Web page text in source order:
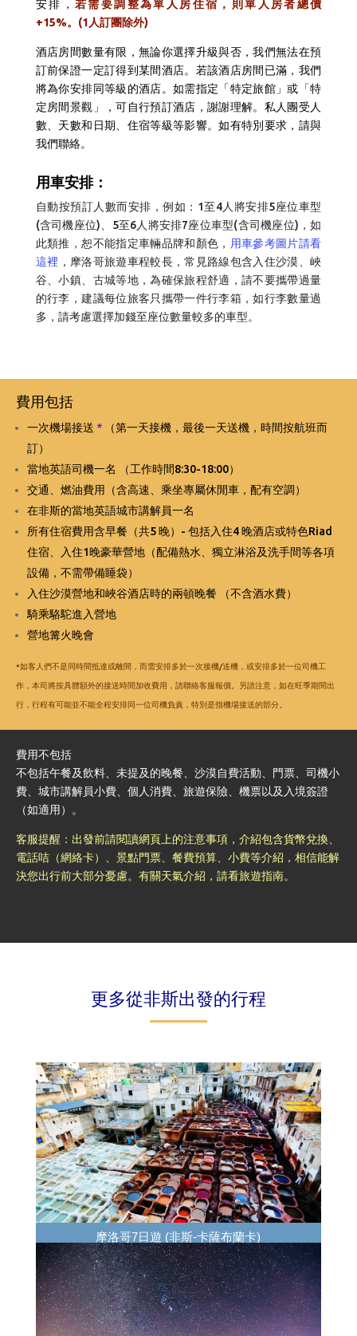
安排， 若需要調整為單人房住宿，則單人房者總價
+15%。(1人訂團除外)
酒店房間數量有限，無論你選擇升級與否，我們無法在預
訂前保證一定訂得到某間酒店。若該酒店房間已滿，我們
將為你安排同等級的酒店。如需指定「特定旅館」或「特
定房間景觀」，可自行預訂酒店，謝謝理解。 私人團受人
數、天數和日期、住宿等級等影響。如有特別要求，請與
我們聯絡。
用車安排：
自動按預訂人數而安排，例如：1至4人將安排5座位車型
(含司機座位)、5至6人將安排7座位車型(含司機座位)，如
此類推，恕不能指定車輛品牌和顏色， 用車參考圖片請看
這裡 ，摩洛哥旅遊車程較長，常見路線包含入住沙漠、峽
谷、小鎮、古城等地，為確保旅程舒適，請不要攜帶過量
的行李，建議每位旅客只攜帶一件行李箱，如行李數量過
多，請考慮選擇加錢至座位數量較多的車型。
費用包括
一次機場接送 * （第一天接機，最後一天送機，時間按航班而
訂）
當地英語司機一名 （工作時間8:30-18:00）
交通、燃油費用（含高速、乘坐專屬休閒車，配有空調）
在非斯的當地英語城市講解員一名
所有住宿費用含早餐 （共5 晚）- 包括入住4 晚酒店或特色Riad
住宿、入住1晚豪華營地（配備熱水、獨立淋浴及洗手間等各項
設備，不需帶備睡袋）
入住沙漠營地和峽谷酒店時的兩頓晚餐 （不含酒水費）
騎乘駱駝進入營地
營地篝火晚會
*如客人們不是同時間抵達或離間，而需安排多於一次接機/送機，或安排多於一位司機工
作，本司將按具體額外的接送時間加收費用，請聯絡客服報價。另請注意，如在旺季期間出
行，行程有可能並不能全程安排同一位司機負責，特別是指機場接送的部分。
費用不包括
不包括午餐及飲料、未提及的晚餐、沙漠自費活動、門票、司機小
費、城市講解員小費、個人消費、旅遊保險、機票以及入境簽證
（如適用）。
客服提醒：出發前請閱讀網頁上的注意事項，介紹包含貨幣兌換、
電話咭（網絡卡）、景點門票、餐費預算、小費等介紹，相信能解
決您出行前大部分憂慮。有關天氣介紹，請看旅遊指南。
更多從非斯出發的行程
摩洛哥7日遊 (非斯-卡薩布蘭卡)